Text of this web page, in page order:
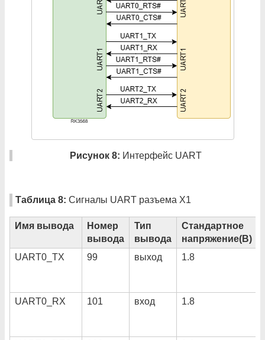
Рисунок 8: Интерфейс UART
Таблица 8: Сигналы UART разъема X1
Имя вывода
Номер
вывода
Тип
вывода
Стандартное
напряжение(В)
UART0_TX
99 выход 1.8
UART0_RX
101 вход 1.8